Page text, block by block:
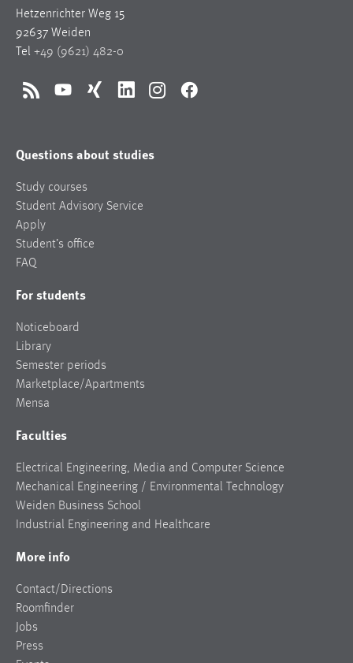
Hetzenrichter Weg 15
92637 Weiden
Tel +49 (9621) 482-0
RSS YouTubeXing LinkedInInstagramFacebook
Questions about studies
Study courses
Student Advisory Service
Apply
Student’s office
FAQ
For students
Noticeboard
Library
Semester periods
Marketplace/Apartments
Mensa
Faculties
Electrical Engineering, Media and Computer Science
Mechanical Engineering / Environmental Technology
Weiden Business School
Industrial Engineering and Healthcare
More info
Contact/Directions
Roomfinder
Jobs
Press